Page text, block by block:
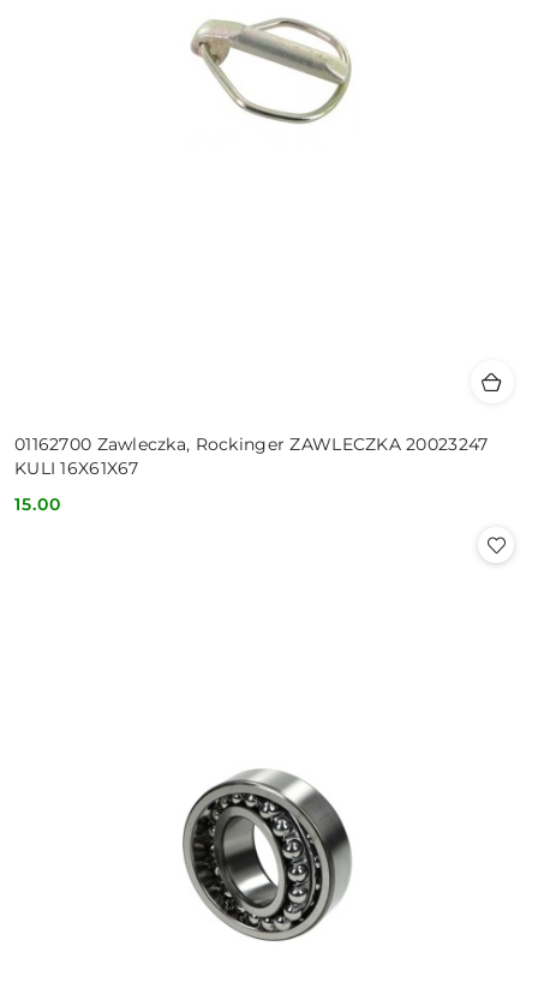
01162700 Zawleczka, Rockinger ZAWLECZKA 20023247
KULI 16X61X67
Cena:
15.00